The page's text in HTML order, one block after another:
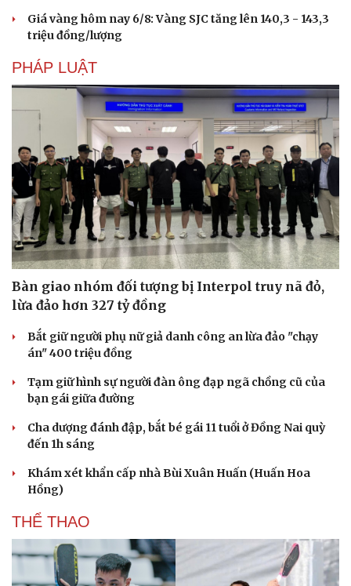
Giá vàng hôm nay 6/8: Vàng SJC tăng lên 140,3 - 143,3
triệu đồng/lượng
PHÁP LUẬT
Bàn giao nhóm đối tượng bị Interpol truy nã đỏ,
lừa đảo hơn 327 tỷ đồng
Bắt giữ người phụ nữ giả danh công an lừa đảo "chạy
án" 400 triệu đồng
Tạm giữ hình sự người đàn ông đạp ngã chồng cũ của
bạn gái giữa đường
Cha dượng đánh đập, bắt bé gái 11 tuổi ở Đồng Nai quỳ
đến 1h sáng
Khám xét khẩn cấp nhà Bùi Xuân Huấn (Huấn Hoa
Hồng)
THỂ THAO